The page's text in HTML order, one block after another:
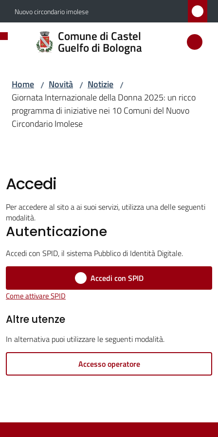
Vai al contenuto
Vai alla navigazione
Vai al footer
Nuovo circondario imolese
Comune di Castel
Guelfo di Bologna
Comune
di
di
Bologna
Novità
Menu selezionato
Servizi
Vivere
Servizi
online
Tutti
Home / Novità / Notizie /
Giornata Internazionale della Donna 2025: un ricco
programma di iniziative nei 10 Comuni del Nuovo
Circondario Imolese
Accedi
Per accedere al sito a ai suoi servizi, utilizza una delle seguenti
modalità.
Autenticazione
Accedi con SPID, il sistema Pubblico di Identità Digitale.
Accedi con SPID
Come attivare SPID
Altre utenze
In alternativa puoi utilizzare le seguenti modalità.
Accesso operatore